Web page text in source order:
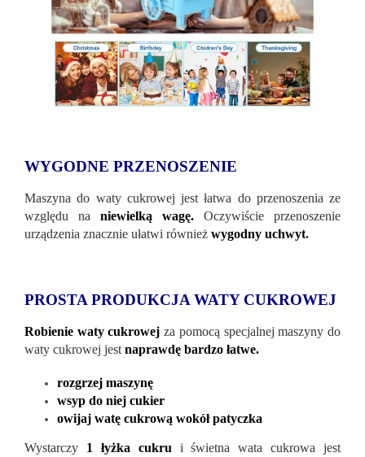
WYGODNE PRZENOSZENIE
Maszyna do waty cukrowej jest łatwa do przenoszenia ze
względu na niewielką wagę. Oczywiście przenoszenie
urządzenia znacznie ułatwi również wygodny uchwyt.
PROSTA PRODUKCJA WATY CUKROWEJ
Robienie waty cukrowej za pomocą specjalnej maszyny do
waty cukrowej jest naprawdę bardzo łatwe.
rozgrzej maszynę
wsyp do niej cukier
owijaj watę cukrową wokół patyczka
Wystarczy 1 łyżka cukru i świetna wata cukrowa jest